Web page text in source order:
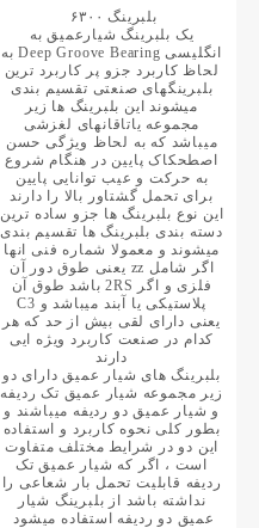
بلبرینگ ۶۳۰۰
یک بلبرینگ شیارعمیق به
انگلیسی Deep Groove Bearing به
لحاظ کاربرد جزو پر کاربرد ترین
بلبرینگهای صنعتی تقسیم بندی
میشوند این بلبرینگ ها زیر
مجموعه یاتاقانهای لغزشی
میباشد که به لحاظ ویژگی حسن
اصطحکاک پایین در هنگام شروع
به حرکت و عیب توانایی پایین
برای تحمل گشتاور بالا را دارند
این نوع بلبرینگ ها جزو ساده ترین
دسته بندی بلبرینگ ها تقسیم بندی
میشوند و معمولا شماره فنی انها
اگر شامل zz یعنی طوق دور آن
فلزی و اگر 2RS باشد طوق آن
پلاستیکی یا آبند میباشد و C3
یعنی دارای لقی بیش از حد که هر
کدام در صنعت کاربرد ویژه ایی
دارند
بلبرینگ های شیار عمیق دارای دو
زیر مجموعه شیار عمیق تک ردیفه
و شیار عمیق دو ردیفه میباشند و
بطور کلی نحوه کاربرد و استفاده
این دو در شرایط مختلف متفاوت
است ، اگر که شیار عمیق تک
ردیفه قابلیت تحمل بار شعاعی را
نداشته باشد از بلبرینگ شیار
عمیق دو ردیفه استفاده میشود